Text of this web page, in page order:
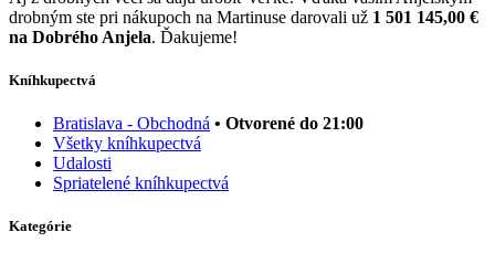
drobným ste pri nákupoch na Martinuse darovali už 1 501 145,00 €
na Dobrého Anjela. Ďakujeme!
Kníhkupectvá
Bratislava - Obchodná • Otvorené do 21:00
Všetky kníhkupectvá
Udalosti
Spriatelené kníhkupectvá
Kategórie